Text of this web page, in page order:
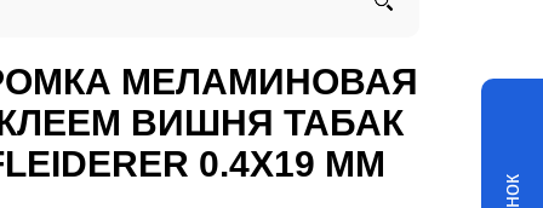
МЕЛАМИНОВАЯ
ВИШНЯ ТАБАК
0.4X19 ММ